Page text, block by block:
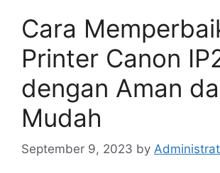
Cara
Printer Canon
dengan Aman
Mudah
September 9, 2023 by